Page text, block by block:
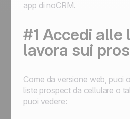
app di noCRM.
#1 Accedi alle
lavora sui
Come da versione web, puoi
liste prospect da cellulare o
puoi vedere: